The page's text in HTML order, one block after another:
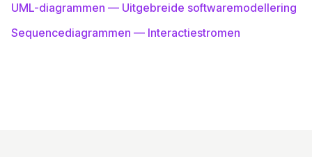
UML-diagrammen — Uitgebreide softwaremodellering
Sequencediagrammen — Interactiestromen